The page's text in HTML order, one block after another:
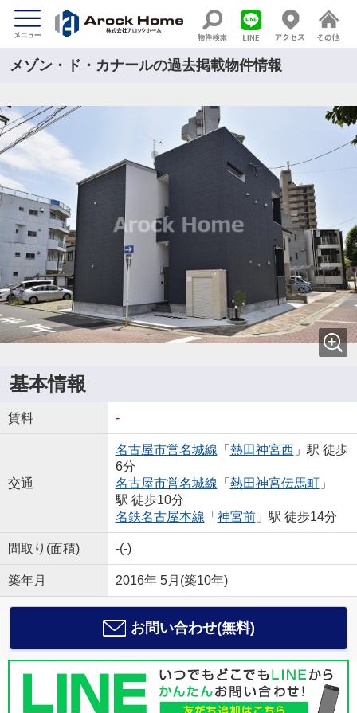
メゾン・ド・カナールの過去掲載物件情報
基本情報
賃料 -
交通
名古屋市営名城線 「 熱田神宮西」駅 徒歩
6分
名古屋市営名城線 「 熱田神宮伝馬町」
駅 徒歩10分
名鉄名古屋本線 「 神宮前」駅 徒歩14分
間取り(面積) -(-)
築年月 2016年 5月(築10年)
お問い合わせ(無料)